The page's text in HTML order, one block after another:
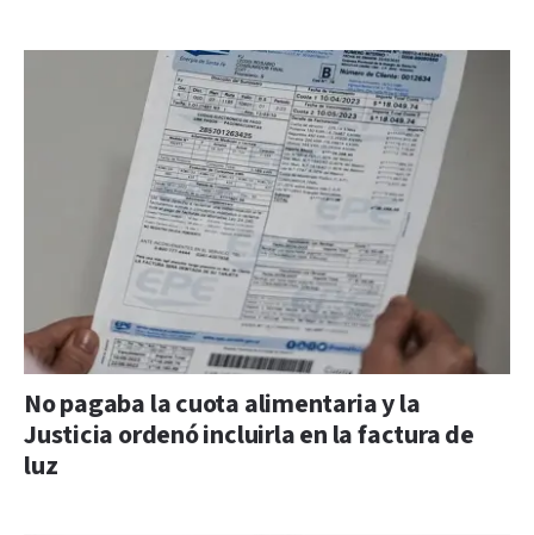
No pagaba la cuota alimentaria y la
Justicia ordenó incluirla en la factura de
luz